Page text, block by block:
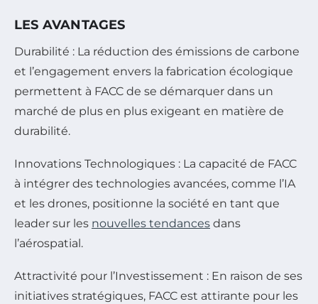
LES AVANTAGES
Durabilité : La réduction des émissions de carbone
et l’engagement envers la fabrication écologique
permettent à FACC de se démarquer dans un
marché de plus en plus exigeant en matière de
durabilité.
Innovations Technologiques : La capacité de FACC
à intégrer des technologies avancées, comme l’IA
et les drones, positionne la société en tant que
leader sur les nouvelles tendances dans
l’aérospatial.
Attractivité pour l’Investissement : En raison de ses
initiatives stratégiques, FACC est attirante pour les